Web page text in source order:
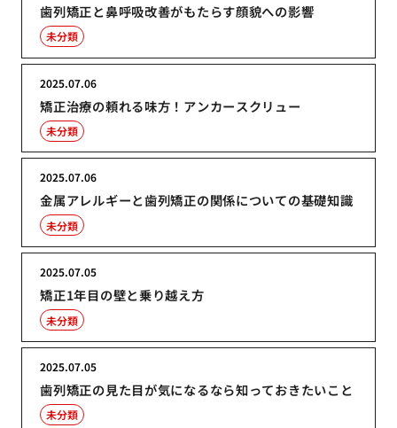
歯列矯正と鼻呼吸改善がもたらす顔貌への影響
未分類
矯正治療の頼れる味方！アンカースクリュー
2025.07.06
未分類
金属アレルギーと歯列矯正の関係についての基礎知識
2025.07.06
未分類
矯正1年目の壁と乗り越え方
2025.07.05
未分類
歯列矯正の見た目が気になるなら知っておきたいこと
2025.07.05
未分類